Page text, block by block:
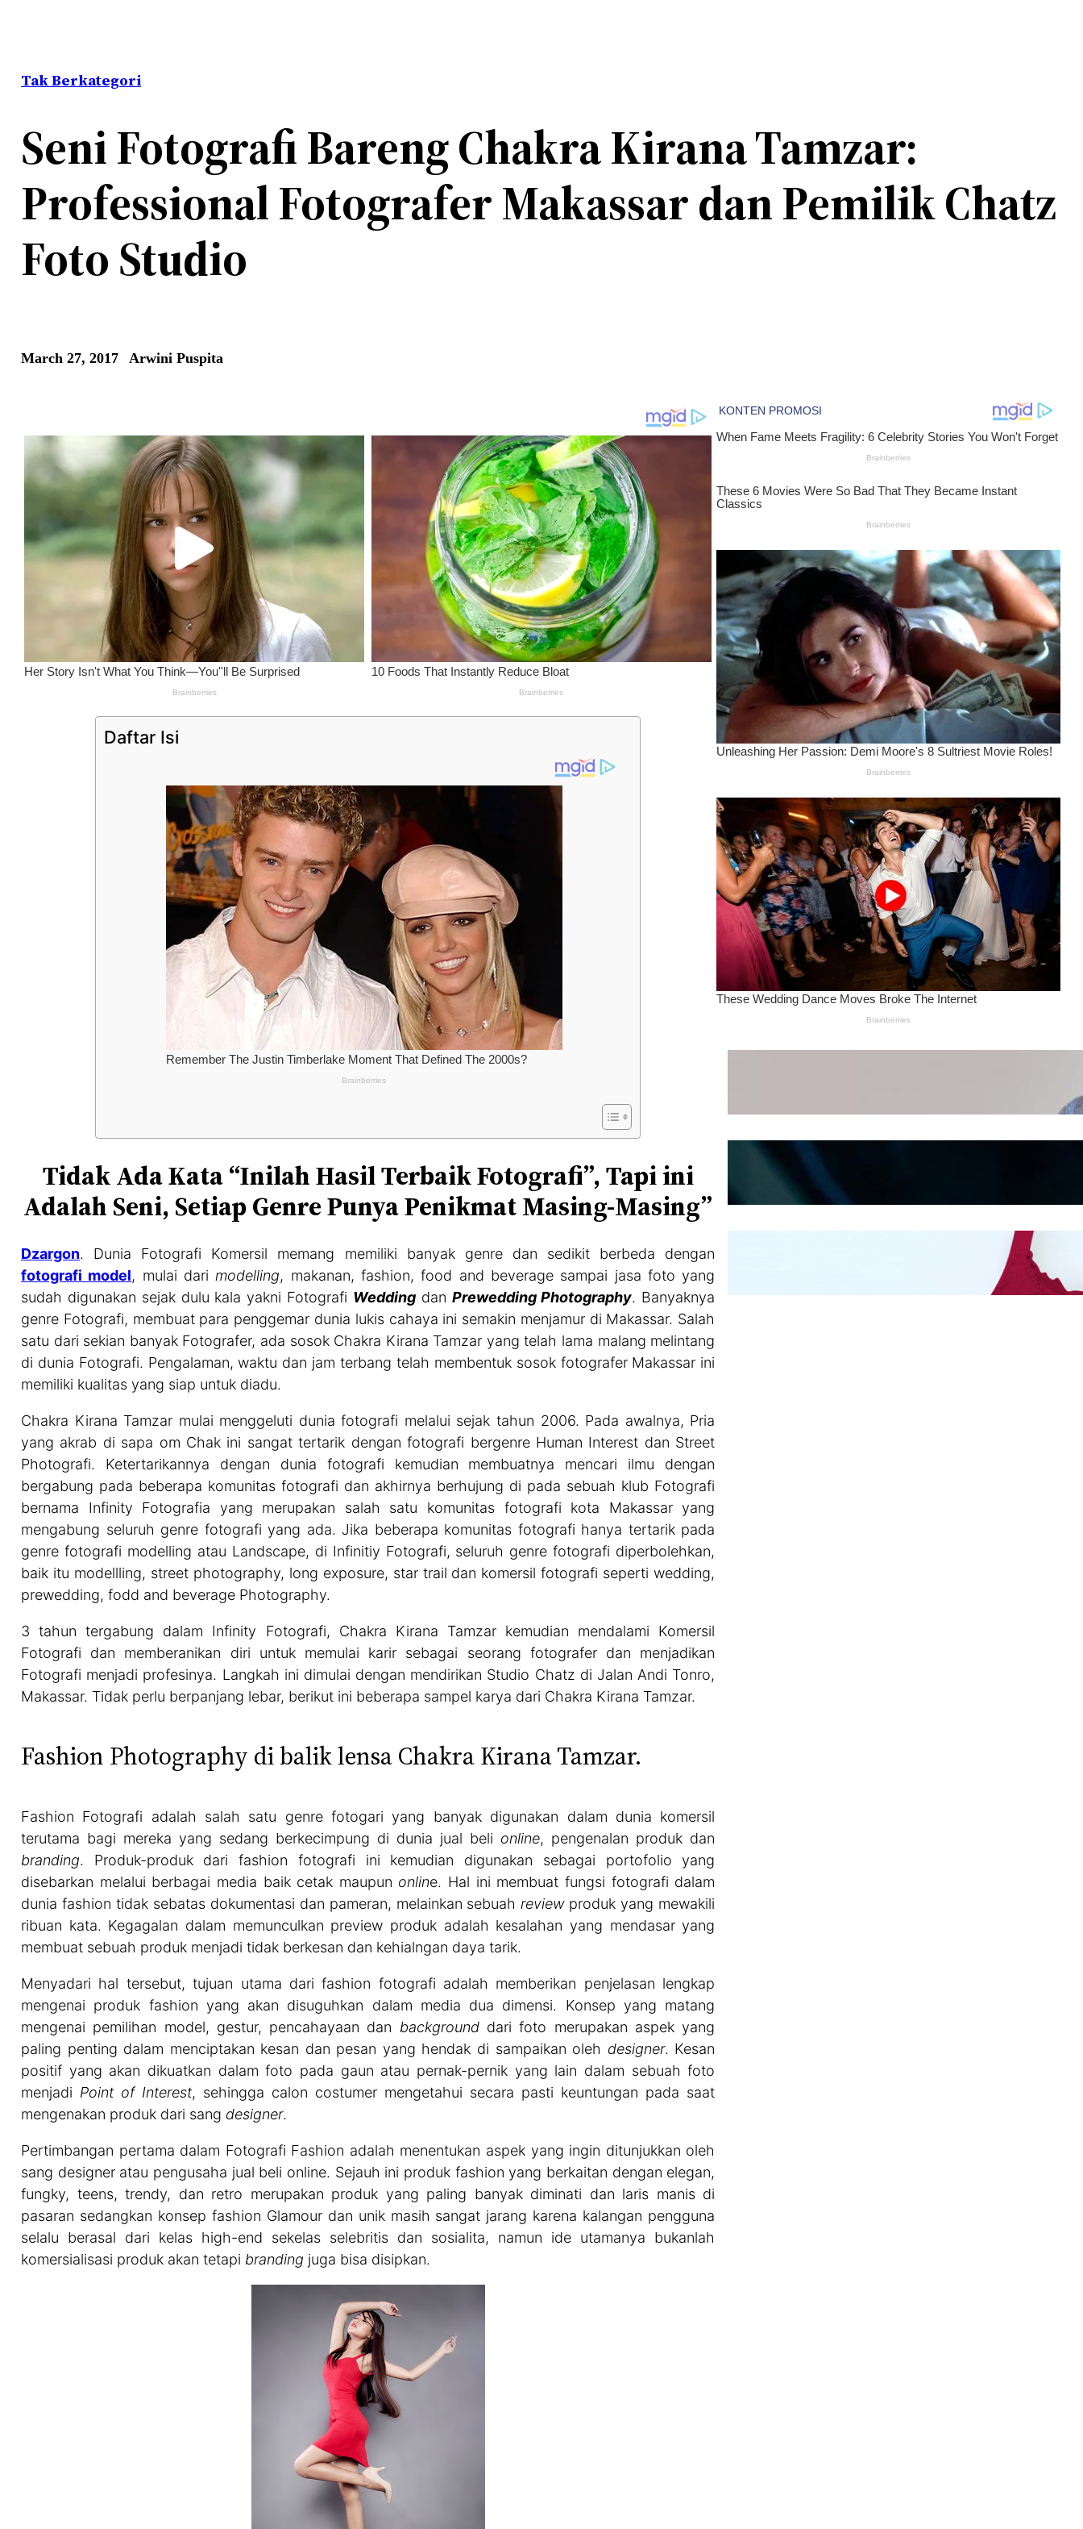
Tak Berkategori
Seni Fotografi Bareng Chakra Kirana Tamzar:
Professional Fotografer Makassar dan Pemilik Chatz
Foto Studio
March 27, 2017 Arwini Puspita
Daftar Isi
Tidak Ada Kata “Inilah Hasil Terbaik Fotografi”, Tapi ini
Adalah Seni, Setiap Genre Punya Penikmat Masing-Masing”
Dzargon. Dunia Fotografi Komersil memang memiliki banyak genre dan sedikit berbeda dengan
fotografi model, mulai dari modelling, makanan, fashion, food and beverage sampai jasa foto yang
sudah digunakan sejak dulu kala yakni Fotografi Weddingdan Prewedding Photography. Banyaknya
genre Fotografi, membuat para penggemar dunia lukis cahaya ini semakin menjamur di Makassar. Salah
satu dari sekian banyak Fotografer, ada sosok Chakra Kirana Tamzar yang telah lama malang melintang
di dunia Fotografi. Pengalaman, waktu dan jam terbang telah membentuk sosok fotografer Makassar ini
memiliki kualitas yang siap untuk diadu.
Chakra Kirana Tamzar mulai menggeluti dunia fotografi melalui sejak tahun 2006. Pada awalnya, Pria
yang akrab di sapa om Chak ini sangat tertarik dengan fotografi bergenre Human Interest dan Street
Photografi. Ketertarikannya dengan dunia fotografi kemudian membuatnya mencari ilmu dengan
bergabung pada beberapa komunitas fotografi dan akhirnya berhujung di pada sebuah klub Fotografi
bernama Infinity Fotografia yang merupakan salah satu komunitas fotografi kota Makassar yang
mengabung seluruh genre fotografi yang ada. Jika beberapa komunitas fotografi hanya tertarik pada
genre fotografi modelling atau Landscape, di Infinitiy Fotografi, seluruh genre fotografi diperbolehkan,
baik itu modellling, street photography, long exposure, star trail dan komersil fotografi seperti wedding,
prewedding, fodd and beverage Photography.
3 tahun tergabung dalam Infinity Fotografi, Chakra Kirana Tamzar kemudian mendalami Komersil
Fotografi dan memberanikan diri untuk memulai karir sebagai seorang fotografer dan menjadikan
Fotografi menjadi profesinya. Langkah ini dimulai dengan mendirikan Studio Chatz di Jalan Andi Tonro,
Makassar. Tidak perlu berpanjang lebar, berikut ini beberapa sampel karya dari Chakra Kirana Tamzar.
Fashion Photography di balik lensa Chakra Kirana Tamzar.
Fashion Fotografi adalah salah satu genre fotogari yang banyak digunakan dalam dunia komersil
terutama bagi mereka yang sedang berkecimpung di dunia jual beli online, pengenalan produk dan
branding. Produk-produk dari fashion fotografi ini kemudian digunakan sebagai portofolio yang
disebarkan melalui berbagai media baik cetak maupun online. Hal ini membuat fungsi fotografi dalam
dunia fashion tidak sebatas dokumentasi dan pameran, melainkan sebuah reviewproduk yang mewakili
ribuan kata. Kegagalan dalam memunculkan preview produk adalah kesalahan yang mendasar yang
membuat sebuah produk menjadi tidak berkesan dan kehialngan daya tarik.
Menyadari hal tersebut, tujuan utama dari fashion fotografi adalah memberikan penjelasan lengkap
mengenai produk fashion yang akan disuguhkan dalam media dua dimensi. Konsep yang matang
mengenai pemilihan model, gestur, pencahayaan dan backgrounddari foto merupakan aspek yang
paling penting dalam menciptakan kesan dan pesan yang hendak di sampaikan oleh designer. Kesan
positif yang akan dikuatkan dalam foto pada gaun atau pernak-pernik yang lain dalam sebuah foto
menjadi Point of Interest, sehingga calon costumer mengetahui secara pasti keuntungan pada saat
mengenakan produk dari sang designer.
Pertimbangan pertama dalam Fotografi Fashion adalah menentukan aspek yang ingin ditunjukkan oleh
sang designer atau pengusaha jual beli online. Sejauh ini produk fashion yang berkaitan dengan elegan,
fungky, teens, trendy, dan retro merupakan produk yang paling banyak diminati dan laris manis di
pasaran sedangkan konsep fashion Glamour dan unik masih sangat jarang karena kalangan pengguna
selalu berasal dari kelas high-end sekelas selebritis dan sosialita, namun ide utamanya bukanlah
komersialisasi produk akan tetapi branding juga bisa disipkan.
Wanita Pamer Pakaian
Kepribadian
Mengintip Kepribadian
Wanita Dari Warna Bra